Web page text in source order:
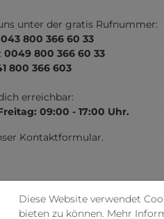
unter der gratis Rufnummer:
800 366 60 33
0049 800 366 60 33
800 366 603
erreichbar:
09:00 - 17:00 Uhr.
Kontaktformular.
Diese Website verwendet
bieten zu können. Mehr